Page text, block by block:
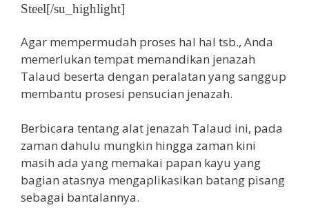
Steel[/su_highlight]
Agar mempermudah proses hal hal tsb., Anda
memerlukan tempat memandikan jenazah
Talaud beserta dengan peralatan yang sanggup
membantu prosesi pensucian jenazah.
Berbicara tentang alat jenazah Talaud ini, pada
zaman dahulu mungkin hingga zaman kini
masih ada yang memakai papan kayu yang
bagian atasnya mengaplikasikan batang pisang
sebagai bantalannya.